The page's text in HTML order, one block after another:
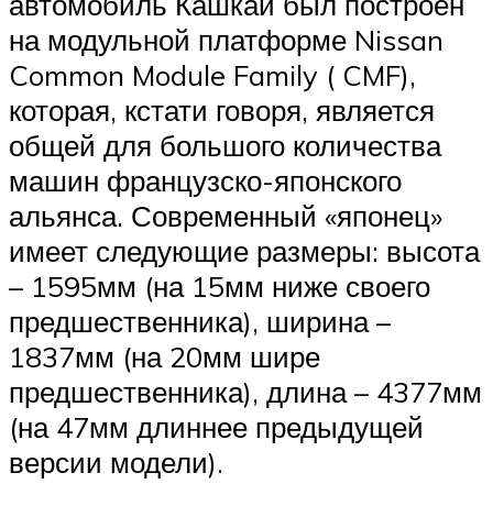
на модульной платформе Nissan
Common Module Family ( CMF),
которая, кстати говоря, является
общей для большого количества
машин французско-японского
альянса. Современный «японец»
имеет следующие размеры: высота
– 1595мм (на 15мм ниже своего
предшественника), ширина –
1837мм (на 20мм шире
предшественника), длина – 4377мм
(на 47мм длиннее предыдущей
версии модели).